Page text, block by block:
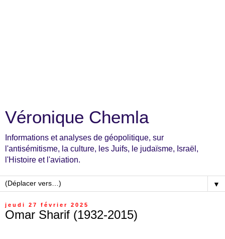
Véronique Chemla
Informations et analyses de géopolitique, sur
l'antisémitisme, la culture, les Juifs, le judaïsme, Israël,
l'Histoire et l'aviation.
▼
jeudi 27 février 2025
Omar Sharif (1932-2015)